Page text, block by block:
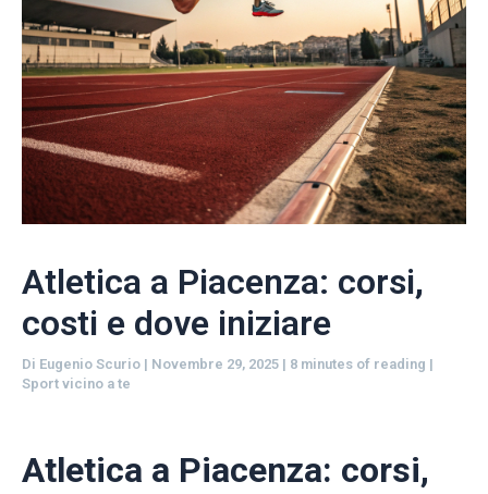
Atletica a Piacenza: corsi,
costi e dove iniziare
Di Eugenio Scurio | Novembre 29, 2025 | 8 minutes of reading |
Sport vicino a te
Atletica a Piacenza: corsi,